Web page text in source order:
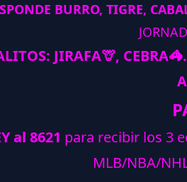
BURRO, TIGRE,
JIRAFA🦒, CEBRA🦓.
al 8621 para recibir los 3
MLB/NBA/